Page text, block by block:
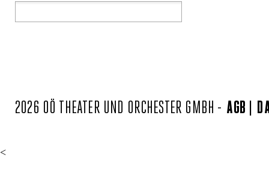
2026 OÖ THEATER UND ORCHESTER GMBH - AGB
<